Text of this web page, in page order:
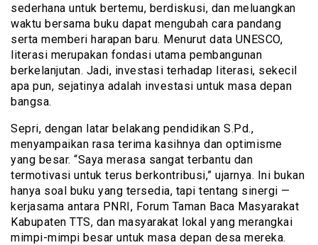
sederhana untuk bertemu, berdiskusi, dan meluangkan
waktu bersama buku dapat mengubah cara pandang
serta memberi harapan baru. Menurut data UNESCO,
literasi merupakan fondasi utama pembangunan
berkelanjutan. Jadi, investasi terhadap literasi, sekecil
apa pun, sejatinya adalah investasi untuk masa depan
bangsa.
Sepri, dengan latar belakang pendidikan S.Pd.,
menyampaikan rasa terima kasihnya dan optimisme
yang besar. “Saya merasa sangat terbantu dan
termotivasi untuk terus berkontribusi,” ujarnya. Ini bukan
hanya soal buku yang tersedia, tapi tentang sinergi —
kerjasama antara PNRI, Forum Taman Baca Masyarakat
Kabupaten TTS, dan masyarakat lokal yang merangkai
mimpi-mimpi besar untuk masa depan desa mereka.